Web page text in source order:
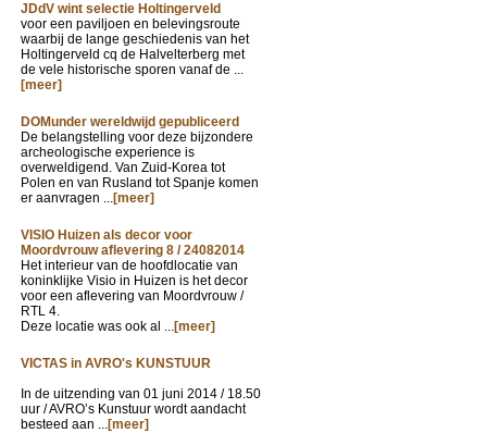
JDdV wint selectie Holtingerveld
voor een paviljoen en belevingsroute
waarbij de lange geschiedenis van het
Holtingerveld cq de Halvelterberg met
de vele historische sporen vanaf de ...
[meer]
DOMunder wereldwijd gepubliceerd
De belangstelling voor deze bijzondere
archeologische experience is
overweldigend. Van Zuid-Korea tot
Polen en van Rusland tot Spanje komen
er aanvragen ...[meer]
VISIO Huizen als decor voor
Moordvrouw aflevering 8 / 24082014
Het interieur van de hoofdlocatie van
koninklijke Visio in Huizen is het decor
voor een aflevering van Moordvrouw /
RTL 4.
Deze locatie was ook al ...[meer]
VICTAS in AVRO's KUNSTUUR
In de uitzending van 01 juni 2014 / 18.50
uur / AVRO’s Kunstuur wordt aandacht
besteed aan ...[meer]